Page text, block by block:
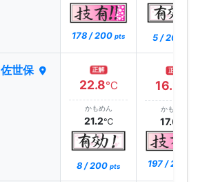
178 / 200 pts 5 / 200
佐世保 正解
22.8℃
かもめん
21.2℃
8 / 200 pts
正解
16.9
かもめん
17.0
197 / 200